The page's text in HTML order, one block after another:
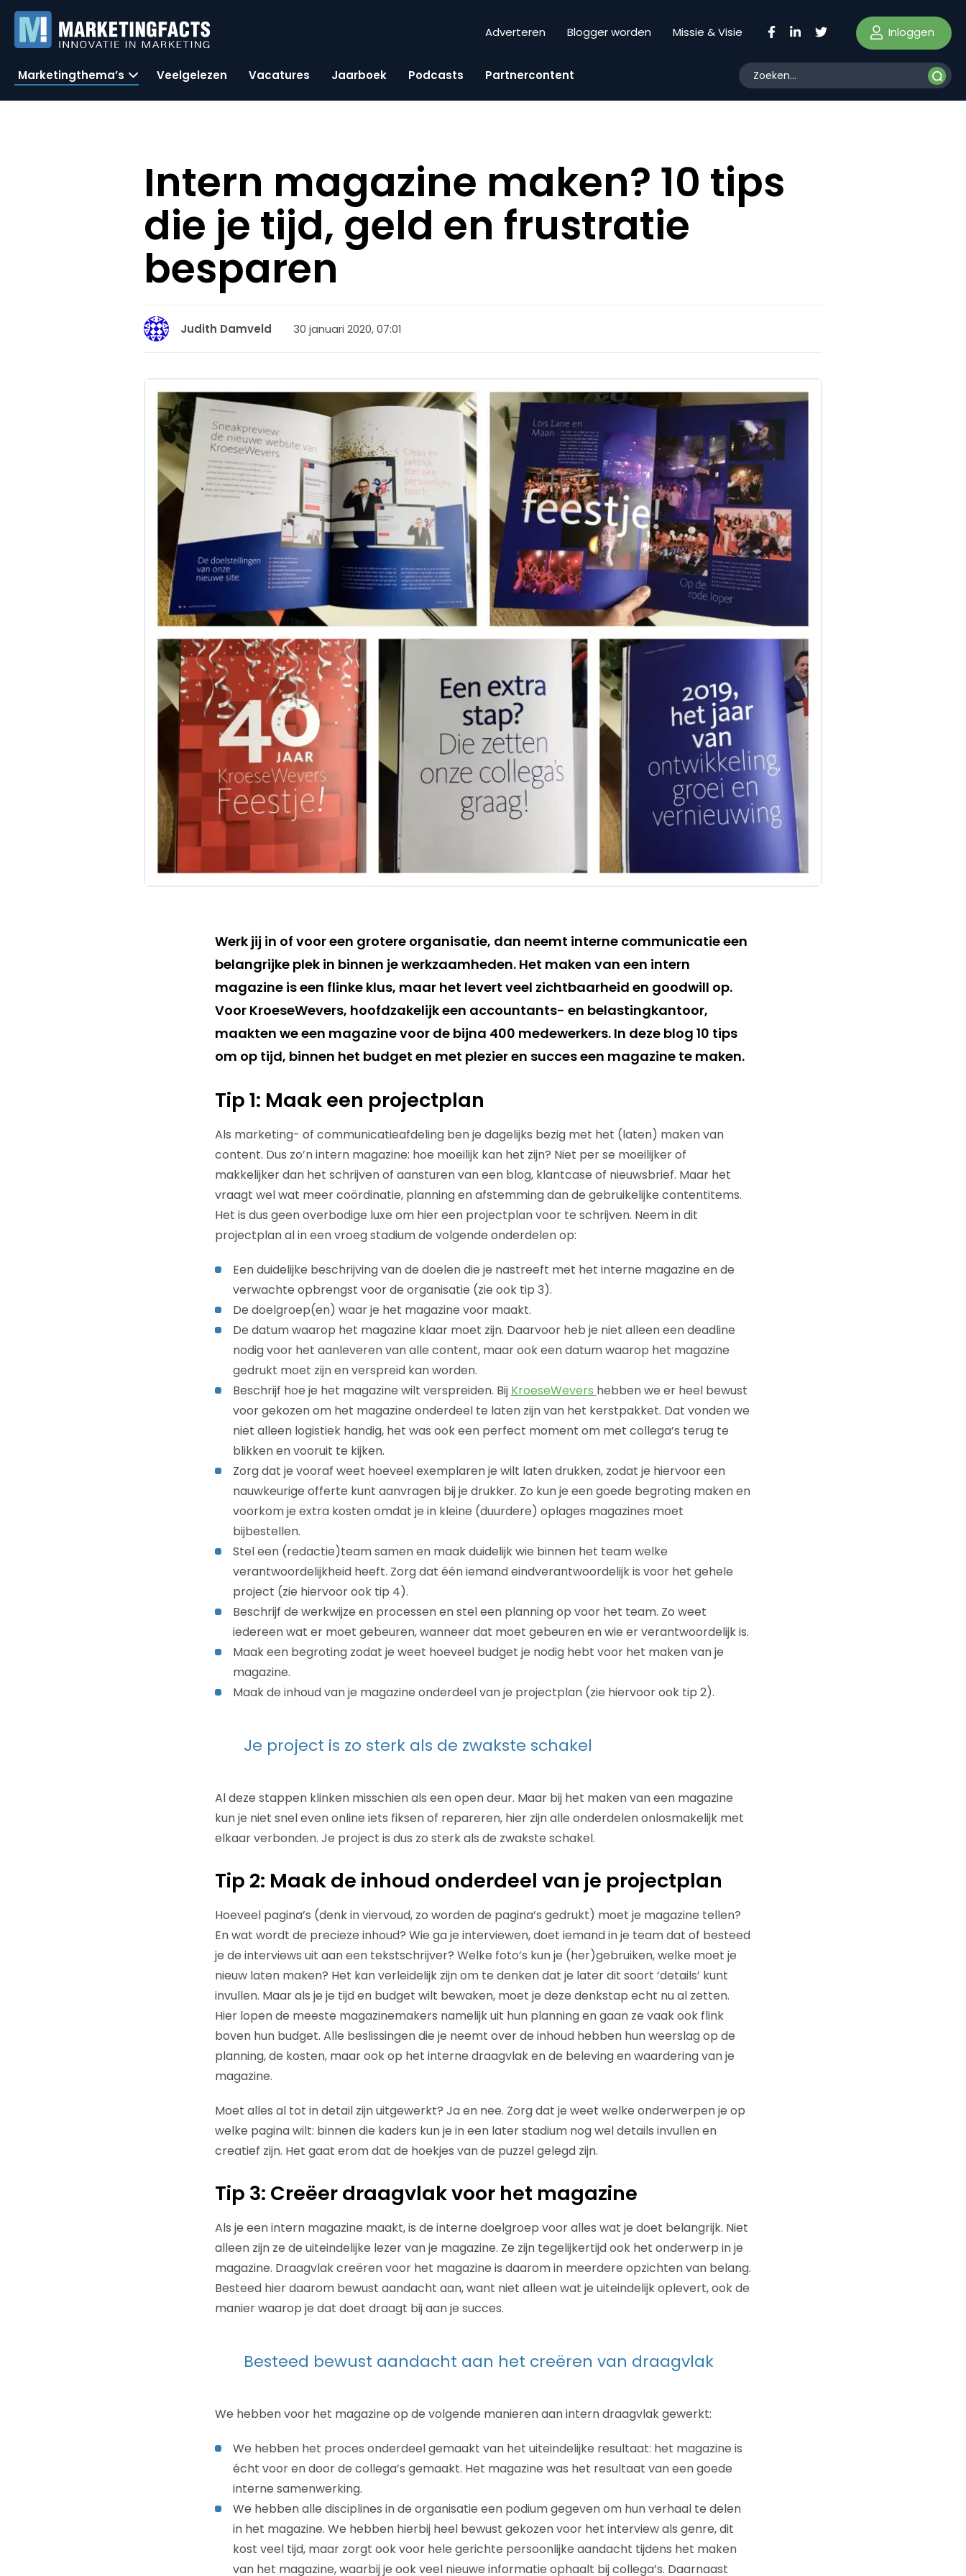
Adverteren Blogger worden Missie & Visie Inloggen
Marketingthema’s Veelgelezen Vacatures Jaarboek Podcasts Partnercontent
Intern magazine maken? 10 tips
die je tijd, geld en frustratie
besparen
Judith Damveld 30 januari 2020, 07:01
Werk jij in of voor een grotere organisatie, dan neemt interne communicatie een
belangrijke plek in binnen je werkzaamheden. Het maken van een intern
magazine is een flinke klus, maar het levert veel zichtbaarheid en goodwill op.
Voor KroeseWevers, hoofdzakelijk een accountants- en belastingkantoor,
maakten we een magazine voor de bijna 400 medewerkers. In deze blog 10 tips
om op tijd, binnen het budget en met plezier en succes een magazine te maken.
Tip 1: Maak een projectplan
Als marketing- of communicatieafdeling ben je dagelijks bezig met het (laten) maken van
content. Dus zo’n intern magazine: hoe moeilijk kan het zijn? Niet per se moeilijker of
makkelijker dan het schrijven of aansturen van een blog, klantcase of nieuwsbrief. Maar het
vraagt wel wat meer coördinatie, planning en afstemming dan de gebruikelijke contentitems.
Het is dus geen overbodige luxe om hier een projectplan voor te schrijven. Neem in dit
projectplan al in een vroeg stadium de volgende onderdelen op:
Een duidelijke beschrijving van de doelen die je nastreeft met het interne magazine en de
verwachte opbrengst voor de organisatie (zie ook tip 3).
De doelgroep(en) waar je het magazine voor maakt.
De datum waarop het magazine klaar moet zijn. Daarvoor heb je niet alleen een deadline
nodig voor het aanleveren van alle content, maar ook een datum waarop het magazine
gedrukt moet zijn en verspreid kan worden.
Beschrijf hoe je het magazine wilt verspreiden. Bij KroeseWevers hebben we er heel bewust
voor gekozen om het magazine onderdeel te laten zijn van het kerstpakket. Dat vonden we
niet alleen logistiek handig, het was ook een perfect moment om met collega’s terug te
blikken en vooruit te kijken.
Zorg dat je vooraf weet hoeveel exemplaren je wilt laten drukken, zodat je hiervoor een
nauwkeurige offerte kunt aanvragen bij je drukker. Zo kun je een goede begroting maken en
voorkom je extra kosten omdat je in kleine (duurdere) oplages magazines moet
bijbestellen.
Stel een (redactie)team samen en maak duidelijk wie binnen het team welke
verantwoordelijkheid heeft. Zorg dat één iemand eindverantwoordelijk is voor het gehele
project (zie hiervoor ook tip 4).
Beschrijf de werkwijze en processen en stel een planning op voor het team. Zo weet
iedereen wat er moet gebeuren, wanneer dat moet gebeuren en wie er verantwoordelijk is.
Maak een begroting zodat je weet hoeveel budget je nodig hebt voor het maken van je
magazine.
Maak de inhoud van je magazine onderdeel van je projectplan (zie hiervoor ook tip 2).
Je project is zo sterk als de zwakste schakel
Al deze stappen klinken misschien als een open deur. Maar bij het maken van een magazine
kun je niet snel even online iets fiksen of repareren, hier zijn alle onderdelen onlosmakelijk met
elkaar verbonden. Je project is dus zo sterk als de zwakste schakel.
Tip 2: Maak de inhoud onderdeel van je projectplan
Hoeveel pagina’s (denk in viervoud, zo worden de pagina’s gedrukt) moet je magazine tellen?
En wat wordt de precieze inhoud? Wie ga je interviewen, doet iemand in je team dat of besteed
je de interviews uit aan een tekstschrijver? Welke foto’s kun je (her)gebruiken, welke moet je
nieuw laten maken? Het kan verleidelijk zijn om te denken dat je later dit soort ‘details’ kunt
invullen. Maar als je je tijd en budget wilt bewaken, moet je deze denkstap echt nu al zetten.
Hier lopen de meeste magazinemakers namelijk uit hun planning en gaan ze vaak ook flink
boven hun budget. Alle beslissingen die je neemt over de inhoud hebben hun weerslag op de
planning, de kosten, maar ook op het interne draagvlak en de beleving en waardering van je
magazine.
Moet alles al tot in detail zijn uitgewerkt? Ja en nee. Zorg dat je weet welke onderwerpen je op
welke pagina wilt: binnen die kaders kun je in een later stadium nog wel details invullen en
creatief zijn. Het gaat erom dat de hoekjes van de puzzel gelegd zijn.
Tip 3: Creëer draagvlak voor het magazine
Als je een intern magazine maakt, is de interne doelgroep voor alles wat je doet belangrijk. Niet
alleen zijn ze de uiteindelijke lezer van je magazine. Ze zijn tegelijkertijd ook het onderwerp in je
magazine. Draagvlak creëren voor het magazine is daarom in meerdere opzichten van belang.
Besteed hier daarom bewust aandacht aan, want niet alleen wat je uiteindelijk oplevert, ook de
manier waarop je dat doet draagt bij aan je succes.
Besteed bewust aandacht aan het creëren van draagvlak
We hebben voor het magazine op de volgende manieren aan intern draagvlak gewerkt:
We hebben het proces onderdeel gemaakt van het uiteindelijke resultaat: het magazine is
écht voor en door de collega’s gemaakt. Het magazine was het resultaat van een goede
interne samenwerking.
We hebben alle disciplines in de organisatie een podium gegeven om hun verhaal te delen
in het magazine. We hebben hierbij heel bewust gekozen voor het interview als genre, dit
kost veel tijd, maar zorgt ook voor hele gerichte persoonlijke aandacht tijdens het maken
van het magazine, waarbij je ook veel nieuwe informatie ophaalt bij collega’s. Daarnaast